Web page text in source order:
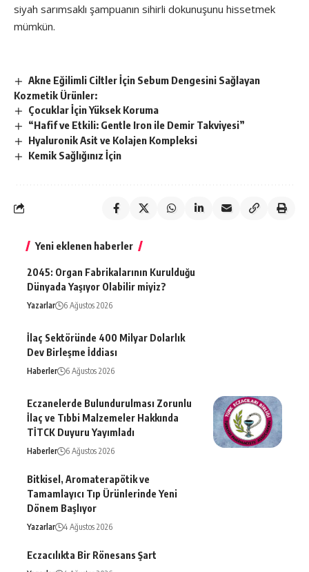
siyah sarımsaklı şampuanın sihirli dokunuşunu hissetmek
mümkün.
Akne Eğilimli Ciltler İçin Sebum Dengesini Sağlayan
Kozmetik Ürünler:
Çocuklar İçin Yüksek Koruma
“Hafif ve Etkili: Gentle Iron ile Demir Takviyesi”
Hyaluronik Asit ve Kolajen Kompleksi
Kemik Sağlığınız İçin
Yeni eklenen haberler
2045: Organ Fabrikalarının Kurulduğu
Dünyada Yaşıyor Olabilir miyiz?
Yazarlar 6 Ağustos 2026
İlaç Sektöründe 400 Milyar Dolarlık
Dev Birleşme İddiası
Haberler 6 Ağustos 2026
Eczanelerde Bulundurulması Zorunlu
İlaç ve Tıbbi Malzemeler Hakkında
TİTCK Duyuru Yayımladı
Haberler 6 Ağustos 2026
Bitkisel, Aromaterapötik ve
Tamamlayıcı Tıp Ürünlerinde Yeni
Dönem Başlıyor
Yazarlar 4 Ağustos 2026
Eczacılıkta Bir Rönesans Şart